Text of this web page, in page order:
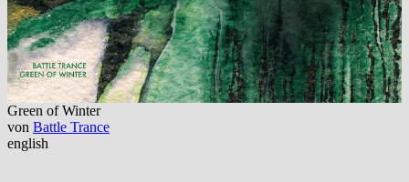
Green of Winter
von Battle Trance
english